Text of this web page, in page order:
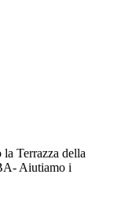
Terrazza della
Aiutiamo i